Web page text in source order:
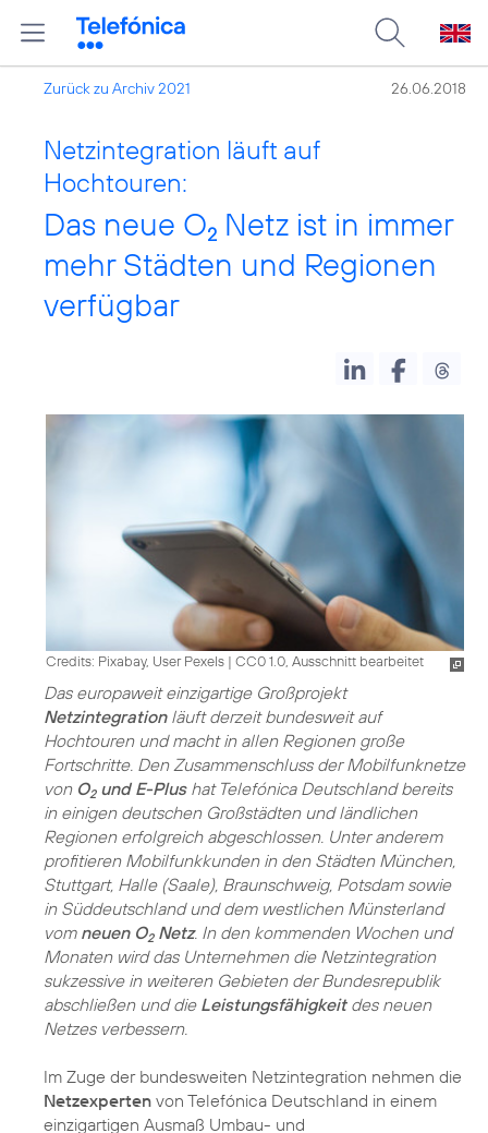
Zurück zu Archiv 2021 26.06.2018
Netzintegration läuft auf
Hochtouren:
Das neue O2 Netz ist in immer
mehr Städten und Regionen
verfügbar
Credits: Pixabay, User Pexels | CC0 1.0, Ausschnitt bearbeitet
Das europaweit einzigartige Großprojekt
Netzintegrationläuft derzeit bundesweit auf
Hochtouren und macht in allen Regionen große
Fortschritte. Den Zusammenschluss der Mobilfunknetze
von O2und E-Plushat Telefónica Deutschland bereits
in einigen deutschen Großstädten und ländlichen
Regionen erfolgreich abgeschlossen. Unter anderem
profitieren Mobilfunkkunden in den Städten München,
Stuttgart, Halle (Saale), Braunschweig, Potsdam sowie
in Süddeutschland und dem westlichen Münsterland
vom neuen O2Netz. In den kommenden Wochen und
Monaten wird das Unternehmen die Netzintegration
sukzessive in weiteren Gebieten der Bundesrepublik
abschließen und die Leistungsfähigkeitdes neuen
Netzes verbessern.
Im Zuge der bundesweiten Netzintegration nehmen die
Netzexperten von Telefónica Deutschland in einem
einzigartigen Ausmaß Umbau- und